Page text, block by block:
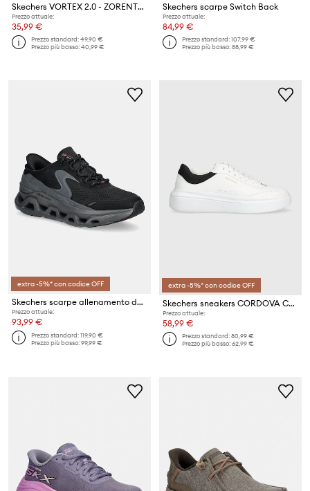
Skechers VORTEX 2.0 - ZORENTO sneakers per bambini
Prezzo attuale:
35,99 €
Prezzo standard:49,90 €
Prezzo più basso:40,99 €
Skechers scarpe Switch Back
Prezzo attuale:
84,99 €
Prezzo standard:107,99 €
Prezzo più basso:88,99 €
extra -5%* con codice OFF
Skechers scarpe allenamento da uomo GLIDE STEP ALTUS
Prezzo attuale:
93,99 €
Prezzo standard:119,90 €
Prezzo più basso:99,99 €
extra -5%* con codice OFF
Skechers sneakers CORDOVA CLASSIC
Prezzo attuale:
58,99 €
Prezzo standard:80,99 €
Prezzo più basso:62,99 €